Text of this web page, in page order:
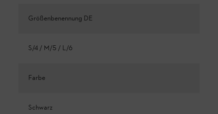
Größenbenennung DE
S/4 / M/5 / L/6
Farbe
Schwarz